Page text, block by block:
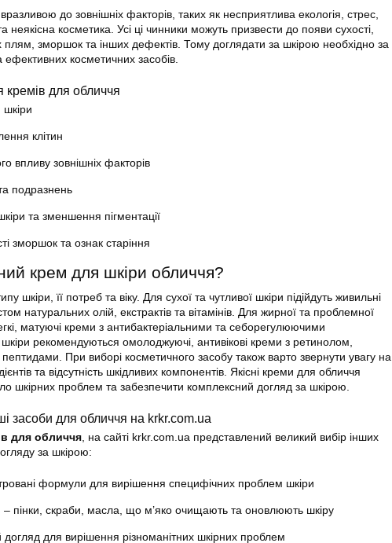
до зовнішніх факторів, таких як несприятлива екологія, стрес,
неякісна косметика. Усі ці чинники можуть призвести до появи сухості,
зморшок та інших дефектів. Тому доглядати за шкірою необхідно за
косметичних засобів.
кремів для обличчя
клітин
впливу зовнішніх факторів
подразнень
та зменшення пігментації
зморшок та ознак старіння
крем для шкіри обличчя?
шкіри, її потреб та віку. Для сухої та чутливої шкіри підійдуть живильні
натуральних олій, екстрактів та вітамінів. Для жирної та проблемної
матуючі креми з антибактеріальними та себорегулюючими
рекомендуються омолоджуючі, антивікові креми з ретинолом,
При виборі косметичного засобу також варто звернути увагу на
та відсутність шкідливих компонентів. Якісні креми для обличчя
шкірних проблем та забезпечити комплексний догляд за шкірою.
засоби для обличчя на krkr.com.ua
для обличчя, на сайті krkr.com.ua представлений великий вибір інших
за шкірою:
формули для вирішення специфічних проблем шкіри
– пінки, скраби, масла, що м’яко очищають та оновлюють шкіру
догляд для вирішення різноманітних шкірних проблем